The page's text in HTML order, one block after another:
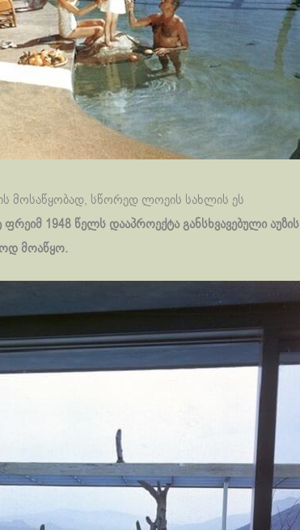
მოსაწყობად, სწორედ ლოეის სახლის ეს
1948 წელს დააპროექტა განსხვავებული აუზის
მოაწყო.